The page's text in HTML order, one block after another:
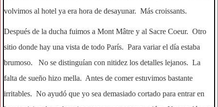
volvimos al hotel ya era hora de desayunar. Más croissants.
Después de la ducha fuimos a Mont Mâtre y al Sacre Coeur. Otro
sitio donde hay una vista de todo París. Para variar el día estaba
brumoso. No se distinguían con nitidez los detalles lejanos. La
falta de sueño hizo mella. Antes de comer estuvimos bastante
irritables. No ayudó que yo sea demasiado cortado para entrar en